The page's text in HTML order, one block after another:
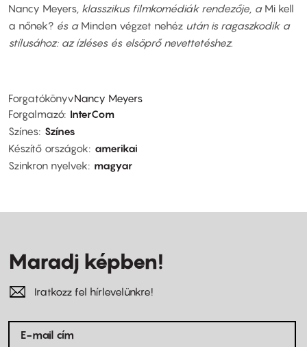
Nancy Meyers , klasszikus filmkomédiák rendezője, a Mi kell
a nőnek? és a Minden végzet nehéz után is ragaszkodik a
stílusához: az ízléses és elsöprő nevettetéshez.
ForgatókönyvNancy Meyers
Forgalmazó InterCom
Színes Színes
Készítő országok
amerikai
Szinkron nyelvek
magyar
Maradj képben!
Iratkozz fel hírlevelünkre!